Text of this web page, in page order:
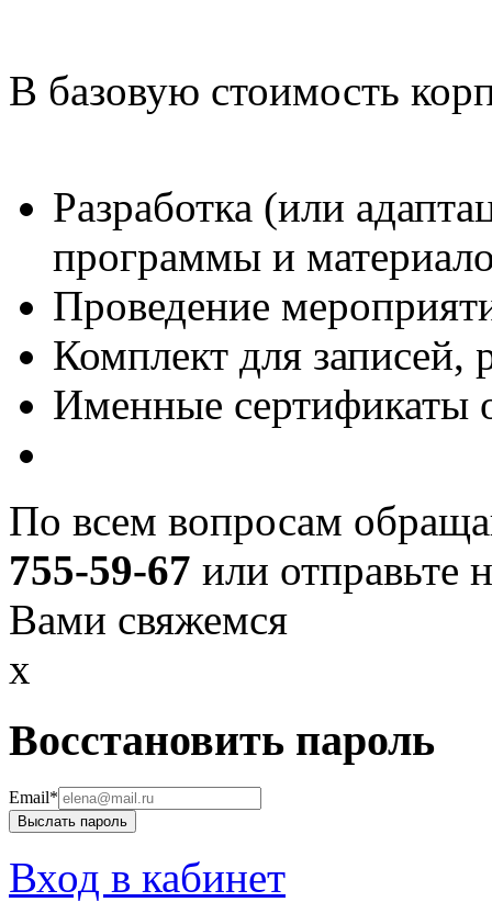
В базовую стоимость
Разработка (или
программы и
Проведение
Комплект для записей,
Именные сертификаты
По всем вопросам
755-59-67 или отправьте
Вами свяжемся
x
Воccтановить пароль
Email*
Выслать пароль
Вход в кабинет